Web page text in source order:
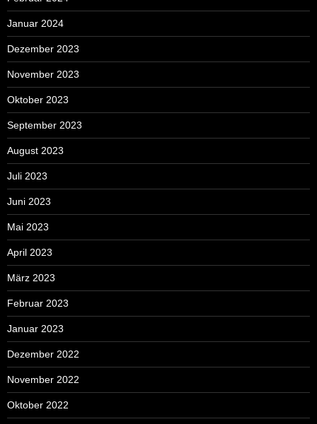
Januar 2024
Dezember 2023
November 2023
Oktober 2023
September 2023
August 2023
Juli 2023
Juni 2023
Mai 2023
April 2023
März 2023
Februar 2023
Januar 2023
Dezember 2022
November 2022
Oktober 2022